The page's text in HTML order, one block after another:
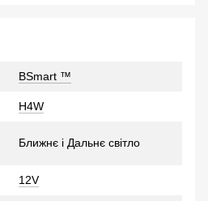
BSmart ™
H4W
Ближнє і Дальнє світло
12V